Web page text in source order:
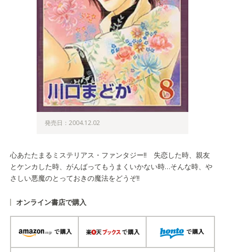
発売日：2004.12.02
心あたたまるミステリアス・ファンタジー!! 失恋した時、親友
とケンカした時、がんばってもうまくいかない時…そんな時、や
さしい悪魔のとっておきの魔法をどうぞ!!
オンライン書店で購入